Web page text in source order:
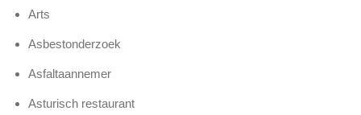
Arts
Asbestonderzoek
Asfaltaannemer
Asturisch restaurant